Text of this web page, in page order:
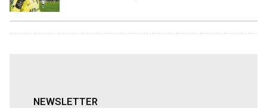
NEWSLETTER